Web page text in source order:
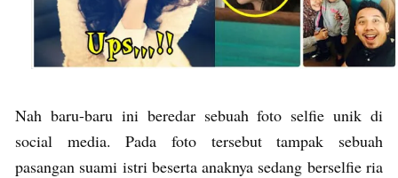
Nah baru-baru ini beredar sebuah foto selfie unik di
social media. Pada foto tersebut tampak sebuah
pasangan suami istri beserta anaknya sedang berselfie ria